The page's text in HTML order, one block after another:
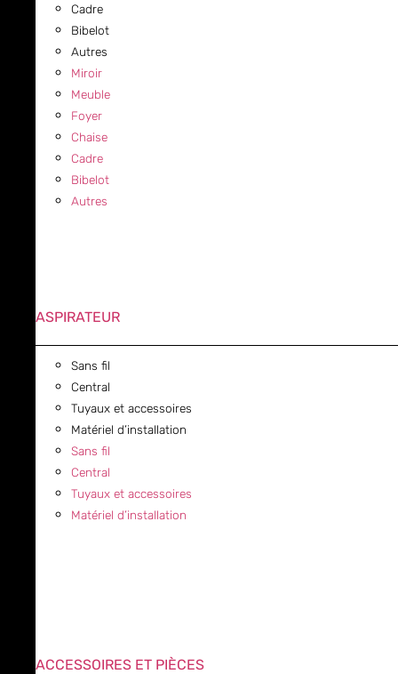
Cadre
Bibelot
Autres
Miroir
Meuble
Foyer
Chaise
Cadre
Bibelot
Autres
ASPIRATEUR
Sans fil
Central
Tuyaux et accessoires
Matériel d’installation
Sans fil
Central
Tuyaux et accessoires
Matériel d’installation
ACCESSOIRES ET PIÈCES